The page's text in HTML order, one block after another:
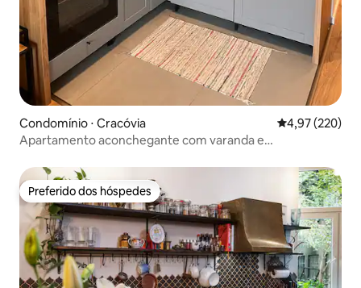
Condomínio ⋅ Cracóvia 4,97 de uma
4,97 (220)
Apartamento aconchegante com varanda e
Preferido dos hóspedes
Preferido dos hóspedes